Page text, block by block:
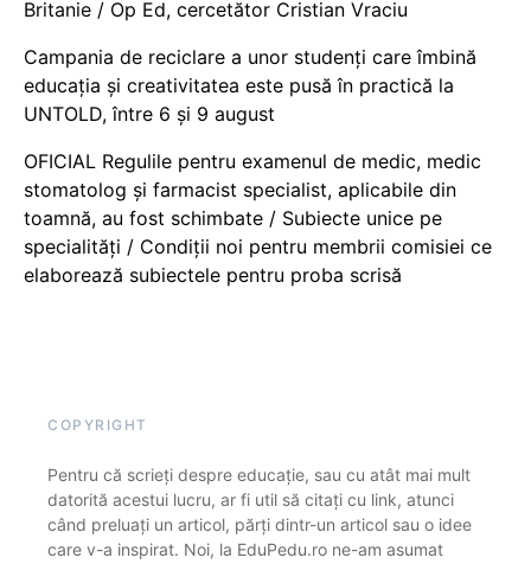
Britanie / Op Ed, cercetător Cristian Vraciu
Campania de reciclare a unor studenți care îmbină
educația și creativitatea este pusă în practică la
UNTOLD, între 6 și 9 august
OFICIAL Regulile pentru examenul de medic, medic
stomatolog și farmacist specialist, aplicabile din
toamnă, au fost schimbate / Subiecte unice pe
specialități / Condiții noi pentru membrii comisiei ce
elaborează subiectele pentru proba scrisă
COPYRIGHT
Pentru că scrieți despre educație, sau cu atât mai mult
datorită acestui lucru, ar fi util să citați cu link, atunci
când preluați un articol, părți dintr-un articol sau o idee
care v-a inspirat. Noi, la EduPedu.ro ne-am asumat